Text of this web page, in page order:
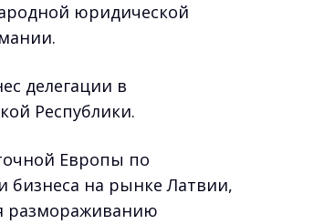
юридической
делегации в
Республики.
Европы по
бизнеса на рынке Латвии,
размораживанию